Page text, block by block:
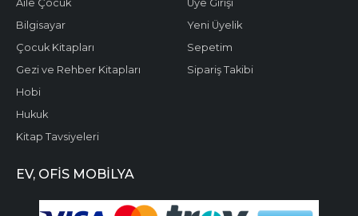
Aile Çocuk
Bilgisayar
Çocuk Kitapları
Gezi ve Rehber Kitapları
Hobi
Hukuk
Kitap Tavsiyeleri
Üye Girişi
Yeni Üyelik
Sepetim
Sipariş Takibi
EV, OFIS MOBILYA